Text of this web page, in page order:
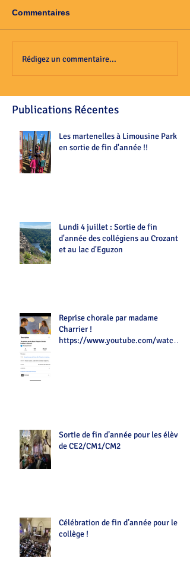
Commentaires
Rédigez un commentaire...
Publications Récentes
Les martenelles à Limousine Park
en sortie de fin d'année !!
Lundi 4 juillet : Sortie de fin
d'année des collégiens au Crozant
et au lac d'Eguzon
Reprise chorale par madame
Charrier !
https://www.youtube.com/watch?
Sortie de fin d’année pour les élèves
de CE2/CM1/CM2
Célébration de fin d’année pour le
collège !